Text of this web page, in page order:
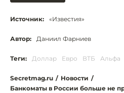
Источник: «Известия»
Автор: Даниил Фарниев
Теги: Доллар Евро ВТБ Альфа
Secretmag.ru / Новости /
Банкоматы в России больше не